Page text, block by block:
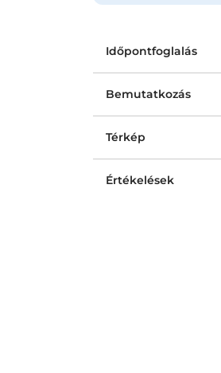
Időpontfoglalás
Bemutatkozás
Térkép
Értékelések